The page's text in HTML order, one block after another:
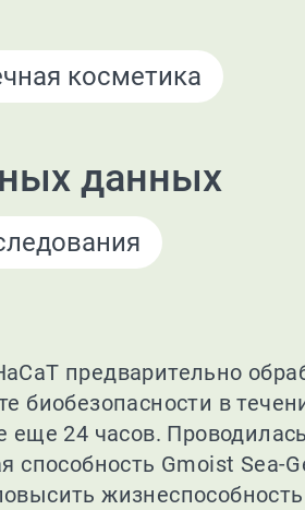
косметика
данных
предварительно
биобезопасности в
еще 24 часов.
способность Gmoist Sea-
жизнеспособность